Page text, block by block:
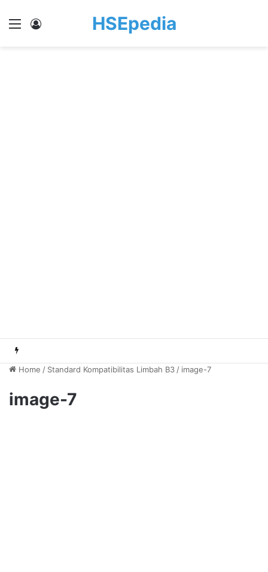
Menu HSEpedia
Home / Standard Kompatibilitas Limbah B3 / image-7
image-7